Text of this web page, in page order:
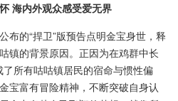
海内外观众感受爱无界
的“捍卫”版预告点明金宝身世，释
镇的背景原因。正因为在鸡群中长
了所有咕咕镇居民的宿命与惯性偏
宝富有冒险精神，不断突破自身认